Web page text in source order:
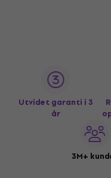
Utvidet garanti i 3
år
3M+